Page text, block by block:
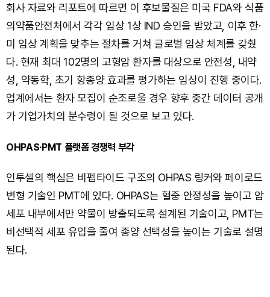
회사 자료와 리포트에 따르면 이 후보물질은 미국 FDA와 식품
의약품안전처에서 각각 임상 1상 IND 승인을 받았고, 이후 한·
미 임상 계획을 맞추는 절차를 거쳐 글로벌 임상 체계를 갖췄
다. 현재 최대 102명의 고형암 환자를 대상으로 안전성, 내약
성, 약동학, 초기 항종양 효과를 평가하는 임상이 진행 중이다.
업계에서는 환자 모집이 순조로울 경우 향후 중간 데이터 공개
가 기업가치의 분수령이 될 것으로 보고 있다.
OHPAS·PMT 플랫폼 경쟁력 부각
인투셀의 핵심은 비펩타이드 구조의 OHPAS 링커와 페이로드
변형 기술인 PMT에 있다. OHPAS는 혈중 안정성을 높이고 암
세포 내부에서만 약물이 방출되도록 설계된 기술이고, PMT는
비선택적 세포 유입을 줄여 종양 선택성을 높이는 기술로 설명
된다.